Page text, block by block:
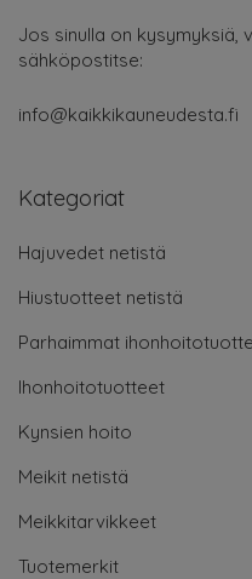
Jos sinulla on kysymyksiä,
sähköpostitse:
info@kaikkikauneudesta.fi
Kategoriat
Hajuvedet netistä
Hiustuotteet netistä
Parhaimmat
Ihonhoitotuotteet
Kynsien hoito
Meikit netistä
Meikkitarvikkeet
Tuotemerkit